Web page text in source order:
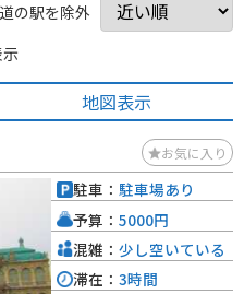
道の駅を除外
地図表示
お気に入り
駐車： 駐車場あり
予算： 5000円
混雑： 少し空いている
滞在： 3時間